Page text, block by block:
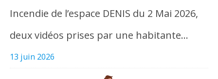
Incendie de l’espace DENIS du 2 Mai 2026,
deux vidéos prises par une habitante…
13 juin 2026